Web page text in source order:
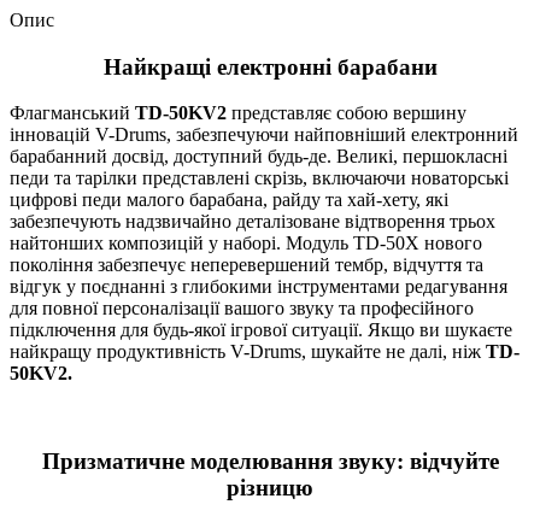
Опис
Найкращі електронні барабани
Флагманський TD-50KV2 представляє собою вершину
інновацій V-Drums, забезпечуючи найповніший електронний
барабанний досвід, доступний будь-де. Великі, першокласні
педи та тарілки представлені скрізь, включаючи новаторські
цифрові педи малого барабана, райду та хай-хету, які
забезпечують надзвичайно деталізоване відтворення трьох
найтонших композицій у наборі. Модуль TD-50X нового
покоління забезпечує неперевершений тембр, відчуття та
відгук у поєднанні з глибокими інструментами редагування
для повної персоналізації вашого звуку та професійного
підключення для будь-якої ігрової ситуації. Якщо ви шукаєте
найкращу продуктивність V-Drums, шукайте не далі, ніж TD-
50KV2.
Призматичне моделювання звуку: відчуйте
різницю